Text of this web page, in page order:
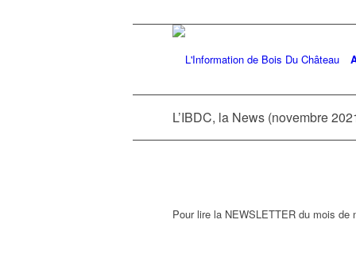
L’IBDC, la News (novembre
Pour lire la NEWSLETTER du mois de